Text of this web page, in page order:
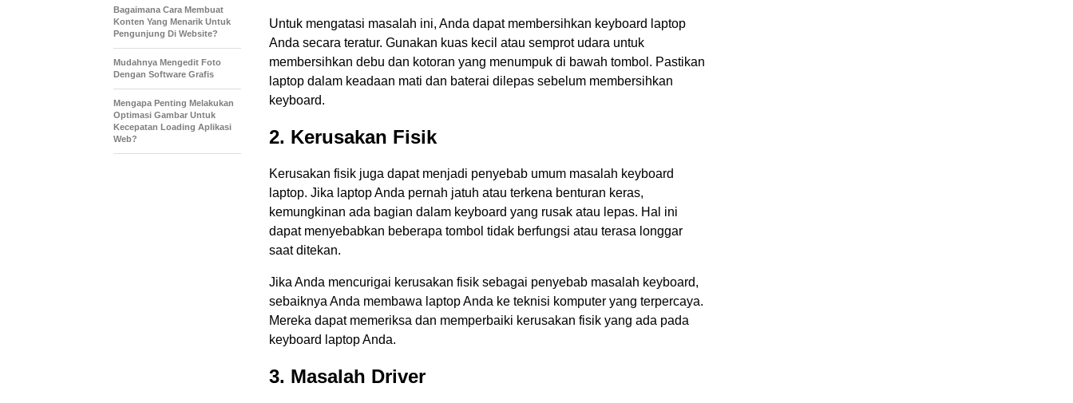
Untuk mengatasi masalah ini, Anda dapat membersihkan keyboard laptop
Anda secara teratur. Gunakan kuas kecil atau semprot udara untuk
membersihkan debu dan kotoran yang menumpuk di bawah tombol. Pastikan
laptop dalam keadaan mati dan baterai dilepas sebelum membersihkan
keyboard.
2. Kerusakan Fisik
Kerusakan fisik juga dapat menjadi penyebab umum masalah keyboard
laptop. Jika laptop Anda pernah jatuh atau terkena benturan keras,
kemungkinan ada bagian dalam keyboard yang rusak atau lepas. Hal ini
dapat menyebabkan beberapa tombol tidak berfungsi atau terasa longgar
saat ditekan.
Jika Anda mencurigai kerusakan fisik sebagai penyebab masalah keyboard,
sebaiknya Anda membawa laptop Anda ke teknisi komputer yang terpercaya.
Mereka dapat memeriksa dan memperbaiki kerusakan fisik yang ada pada
keyboard laptop Anda.
3. Masalah Driver
Bagaimana Cara Membuat
Konten Yang Menarik Untuk
Pengunjung Di Website?
Mudahnya Mengedit Foto
Dengan Software Grafis
Mengapa Penting Melakukan
Optimasi Gambar Untuk
Kecepatan Loading Aplikasi
Web?